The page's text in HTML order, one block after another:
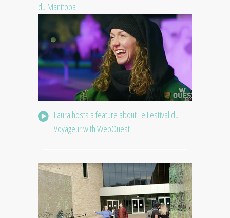
du Manitoba
Laura hosts a feature about Le Festival du
Voyageur with WebOuest